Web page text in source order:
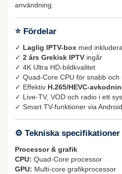
användning.
⭐ Fördelar
✓ Laglig IPTV-box med
✓ 2 års Grekisk IPTV ingår
✓ 4K Ultra HD-bildkvalitet
✓ Quad-Core CPU för snabb och
✓ Effektiv H.265/HEVC-
✓ Live-TV, VOD och radio i ett
✓ Smart TV-funktioner via Android
⚙ Tekniska specifikationer
Processor & grafik
CPU: Quad-Core processor
GPU: Multi-core grafikprocessor